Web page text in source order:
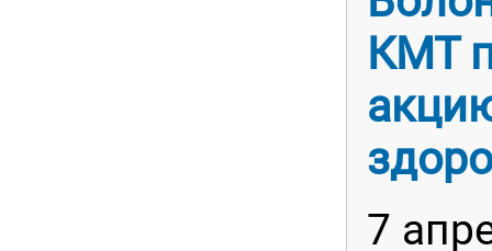
КМТ
7